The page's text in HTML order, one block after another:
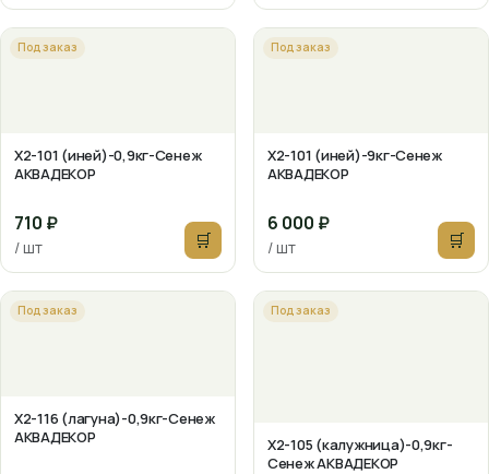
Под заказ
X2-101 (иней)-0,9кг-Сенеж
АКВАДЕКОР
710 ₽
/ шт 🛒
Под заказ
X2-101 (иней)-9кг-Сенеж
АКВАДЕКОР
6 000 ₽
/ шт 🛒
Под заказ
X2-116 (лагуна)-0,9кг-Сенеж
АКВАДЕКОР
Под заказ
X2-105 (калужница)-0,9кг-
Сенеж АКВАДЕКОР